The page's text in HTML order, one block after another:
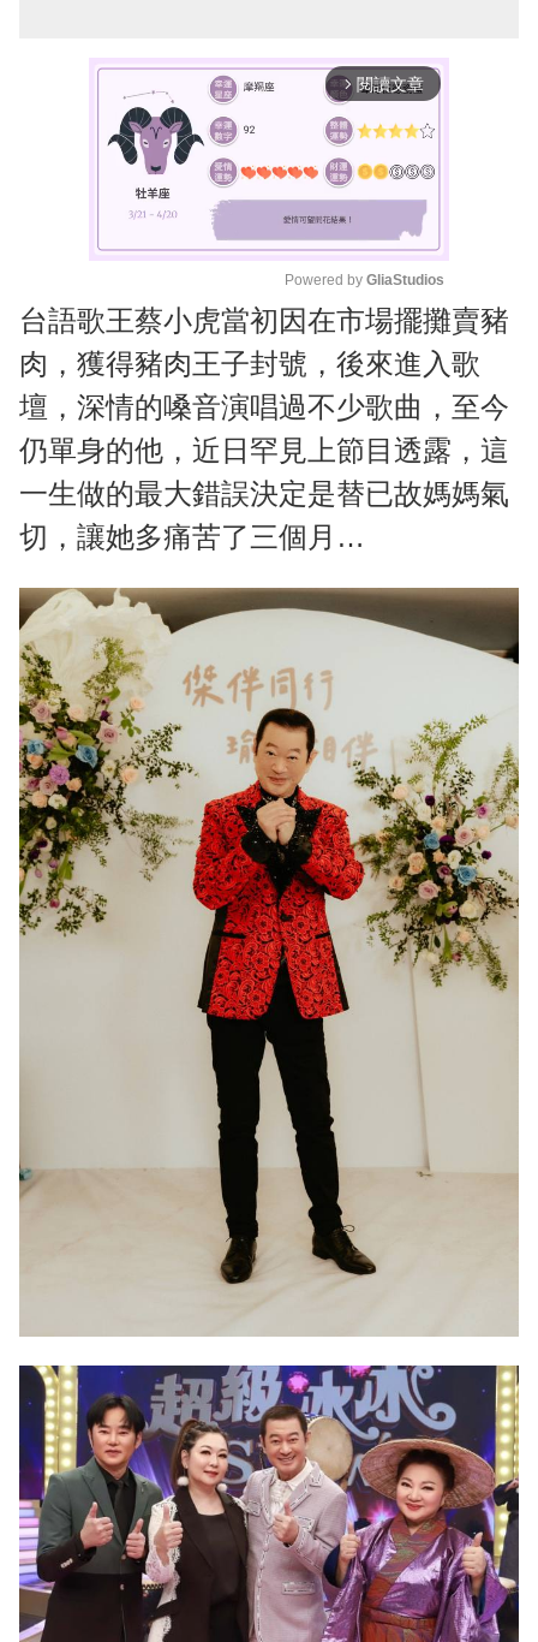
arrow_forward_ios 閱讀文章
M
u
t
e
Powered by GliaStudios
台語歌王蔡小虎當初因在市場擺攤賣豬
肉，獲得豬肉王子封號，後來進入歌
壇，深情的嗓音演唱過不少歌曲，至今
仍單身的他，近日罕見上節目透露，這
一生做的最大錯誤決定是替已故媽媽氣
切，讓她多痛苦了三個月…